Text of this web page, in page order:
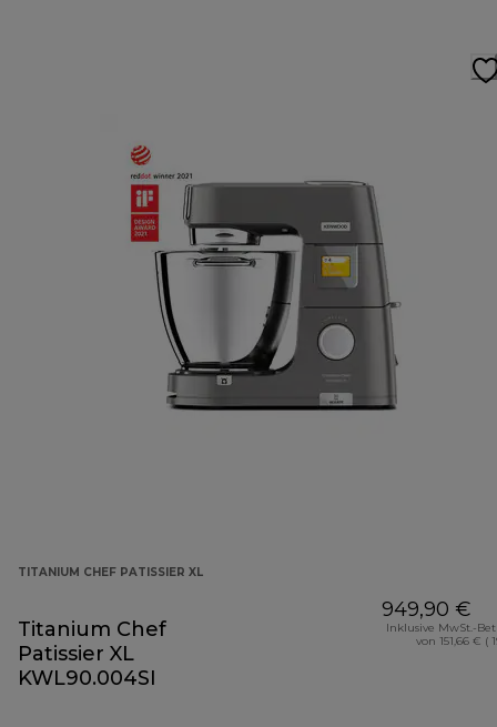
TITANIUM CHEF PATISSIER XL
Titanium Chef
Patissier XL
KWL90.004SI
949,90 €
Inklusive MwSt.-
von 151,66 € (